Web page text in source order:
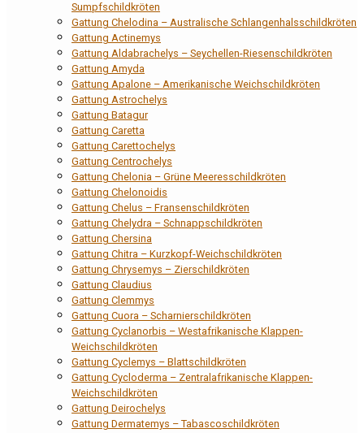
Sumpfschildkröten
Gattung Chelodina – Australische Schlangenhalsschildkröten
Gattung Actinemys
Gattung Aldabrachelys – Seychellen-Riesenschildkröten
Gattung Amyda
Gattung Apalone – Amerikanische Weichschildkröten
Gattung Astrochelys
Gattung Batagur
Gattung Caretta
Gattung Carettochelys
Gattung Centrochelys
Gattung Chelonia – Grüne Meeresschildkröten
Gattung Chelonoidis
Gattung Chelus – Fransenschildkröten
Gattung Chelydra – Schnappschildkröten
Gattung Chersina
Gattung Chitra – Kurzkopf-Weichschildkröten
Gattung Chrysemys – Zierschildkröten
Gattung Claudius
Gattung Clemmys
Gattung Cuora – Scharnierschildkröten
Gattung Cyclanorbis – Westafrikanische Klappen-
Weichschildkröten
Gattung Cyclemys – Blattschildkröten
Gattung Cycloderma – Zentralafrikanische Klappen-
Weichschildkröten
Gattung Deirochelys
Gattung Dermatemys – Tabascoschildkröten